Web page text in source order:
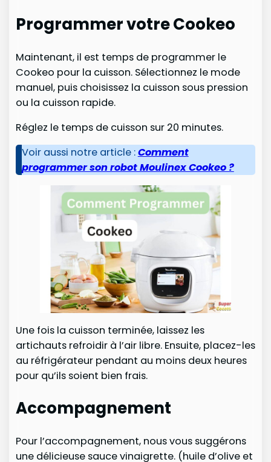
Programmer votre Cookeo
Maintenant, il est temps de programmer le
Cookeo pour la cuisson. Sélectionnez le mode
manuel, puis choisissez la cuisson sous pression
ou la cuisson rapide.
Réglez le temps de cuisson sur 20 minutes.
Voir aussi notre article :Comment
programmer son robot Moulinex Cookeo ?
Une fois la cuisson terminée, laissez les
artichauts refroidir à l’air libre. Ensuite, placez-les
au réfrigérateur pendant au moins deux heures
pour qu’ils soient bien frais.
Accompagnement
Pour l’accompagnement, nous vous suggérons
une délicieuse sauce vinaigrette. (huile d’olive et